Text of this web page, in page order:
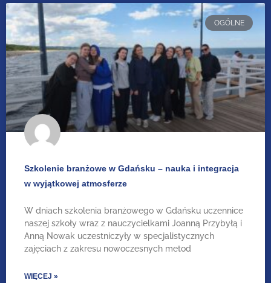
OGÓLNE
Szkolenie branżowe w Gdańsku – nauka i integracja
w wyjątkowej atmosferze
W dniach szkolenia branżowego w Gdańsku uczennice
naszej szkoły wraz z nauczycielkami Joanną Przybyłą i
Anną Nowak uczestniczyły w specjalistycznych
zajęciach z zakresu nowoczesnych metod
WIĘCEJ »